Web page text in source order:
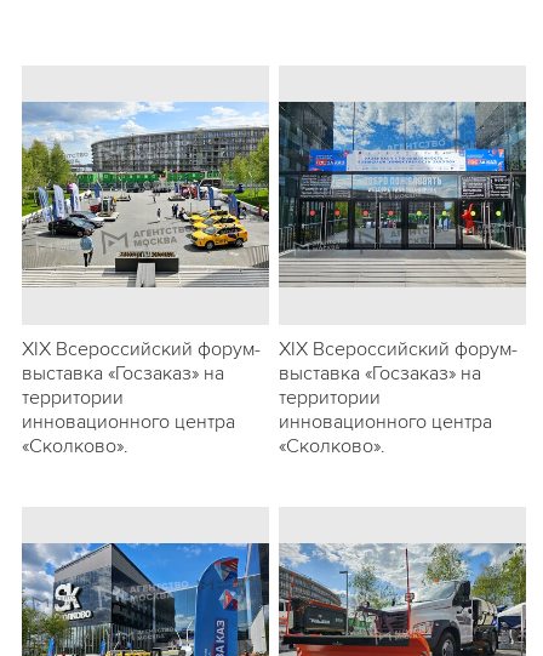
ХIХ Всероссийский форум-
выставка «Госзаказ» на
территории
инновационного центра
«Сколково».
ХIХ Всероссийский форум-
выставка «Госзаказ» на
территории
инновационного центра
«Сколково».